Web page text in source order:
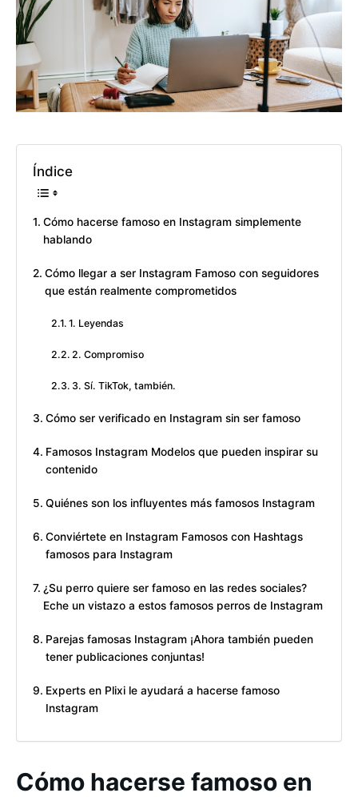
Índice
Cómo hacerse famoso en Instagram simplemente
hablando
Cómo llegar a ser Instagram Famoso con seguidores
que están realmente comprometidos
1. Leyendas
2. Compromiso
3. Sí. TikTok, también.
Cómo ser verificado en Instagram sin ser famoso
Famosos Instagram Modelos que pueden inspirar su
contenido
Quiénes son los influyentes más famosos Instagram
Conviértete en Instagram Famosos con Hashtags
famosos para Instagram
¿Su perro quiere ser famoso en las redes sociales?
Eche un vistazo a estos famosos perros de Instagram
Parejas famosas Instagram ¡Ahora también pueden
tener publicaciones conjuntas!
Experts en Plixi le ayudará a hacerse famoso
Instagram
Cómo hacerse famoso en